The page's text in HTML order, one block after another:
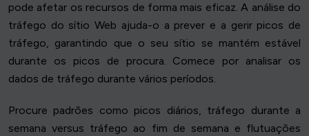
pode afetar os recursos de forma mais eficaz. A análise do
tráfego do sítio Web ajuda-o a prever e a gerir picos de
tráfego, garantindo que o seu sítio se mantém estável
durante os picos de procura. Comece por analisar os
dados de tráfego durante vários períodos.
Procure padrões como picos diários, tráfego durante a
semana versus tráfego ao fim de semana e flutuações